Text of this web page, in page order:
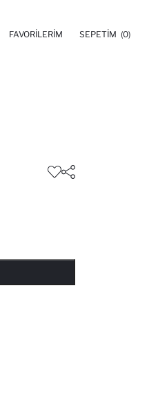
FAVORILERIM SEPETIM (0)